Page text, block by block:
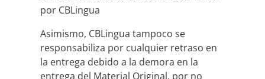
por CBLingua
Asimismo, CBLingua tampoco se
responsabiliza por cualquier retraso en
la entrega debido a la demora en la
entrega del Material Original, por no